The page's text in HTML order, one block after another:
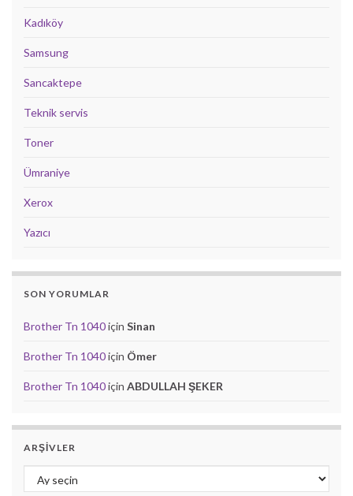
Kadıköy
Samsung
Sancaktepe
Teknik servis
Toner
Ümraniye
Xerox
Yazıcı
SON YORUMLAR
Brother Tn 1040için Sinan
Brother Tn 1040için Ömer
Brother Tn 1040için ABDULLAH ŞEKER
ARŞIVLER
Arşivler